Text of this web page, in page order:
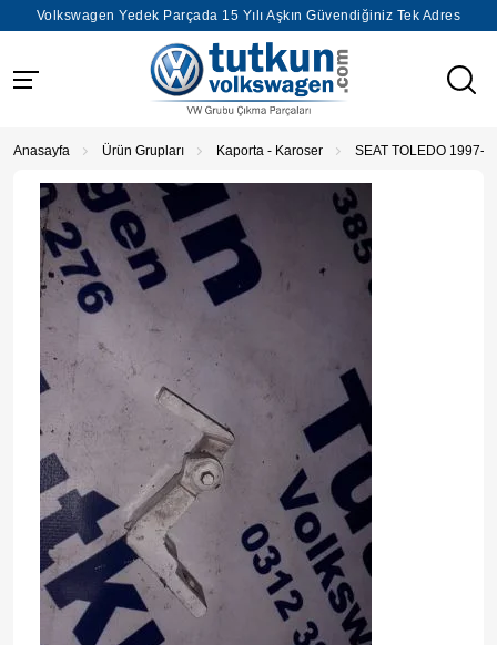
Volkswagen Yedek Parçada 15 Yılı Aşkın Güvendiğiniz Tek Adres
Anasayfa Ürün Grupları Kaporta - Karoser SEAT TOLEDO 1997-